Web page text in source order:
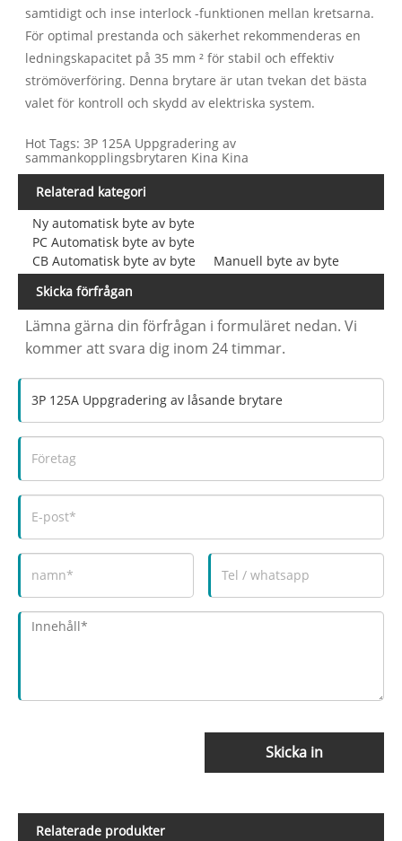
samtidigt och inse interlock -funktionen mellan kretsarna.
För optimal prestanda och säkerhet rekommenderas en
ledningskapacitet på 35 mm ² för stabil och effektiv
strömöverföring. Denna brytare är utan tvekan det bästa
valet för kontroll och skydd av elektriska system.
Hot Tags: 3P 125A Uppgradering av
sammankopplingsbrytaren Kina Kina
Relaterad kategori
Ny automatisk byte av byte
PC Automatisk byte av byte
CB Automatisk byte av byte
Manuell byte av byte
Skicka förfrågan
Lämna gärna din förfrågan i formuläret nedan. Vi
kommer att svara dig inom 24 timmar.
Skicka in
Relaterade produkter